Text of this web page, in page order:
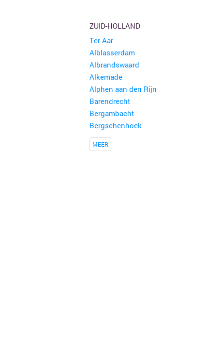
ZUID-HOLLAND
Ter Aar
Alblasserdam
Albrandswaard
Alkemade
Alphen aan den Rijn
Barendrecht
Bergambacht
Bergschenhoek
MEER